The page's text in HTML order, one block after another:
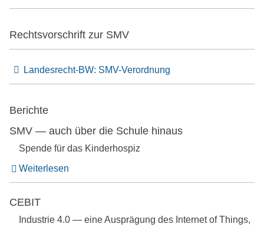
Rechtsvorschrift zur SMV
Landesrecht-BW: SMV-Verordnung
Berichte
SMV — auch über die Schule hinaus
Spende für das Kinderhospiz
Weiterlesen
CEBIT
Industrie 4.0 — eine Ausprägung des Internet of Things,